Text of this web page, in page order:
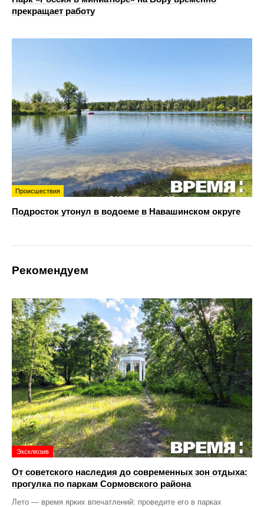
прекращает работу
Происшествия
Подросток утонул в водоеме в Навашинском округе
Рекомендуем
Эксклюзив
От советского наследия до современных зон отдыха:
прогулка по паркам Сормовского района
Лето — время ярких впечатлений: проведите его в парках